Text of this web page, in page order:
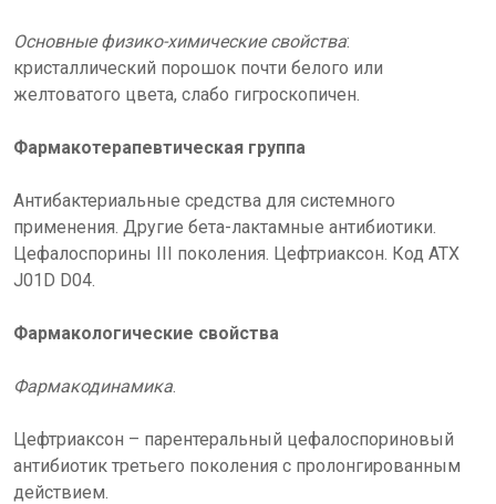
Основные физико-химические свойства:
кристаллический порошок почти белого или
желтоватого цвета, слабо гигроскопичен.
Фармакотерапевтическая группа
Антибактериальные средства для системного
применения. Другие бета-лактамные антибиотики.
Цефалоспорины III поколения. Цефтриаксон. Код АТХ
J01D D04.
Фармакологические свойства
Фармакодинамика.
Цефтриаксон – парентеральный цефалоспориновый
антибиотик третьего поколения с пролонгированным
действием.